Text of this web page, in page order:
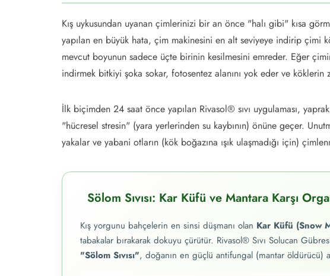
Kış uykusundan uyanan çimlerinizi bir an önce "halı gibi" kısa
yapılan en büyük hata, çim makinesini en alt seviyeye indirip çimi
mevcut boyunun sadece üçte birinin kesilmesini emreder. Eğer
indirmek bitkiyi şoka sokar, fotosentez alanını yok eder ve köklerin
İlk biçimden 24 saat önce yapılan Rivasol® sıvı uygulaması,
"hücresel stresin" (yara yerlerinden su kaybının) önüne geçer.
yakalar ve yabani otların (kök boğazına ışık ulaşmadığı için)
Sölom Sıvısı: Kar Küfü ve Mantara Karşı
Kış yorgunu bahçelerin en sinsi düşmanı olan Kar Küfü (Snow
tabakalar bırakarak dokuyu çürütür. Rivasol® Sıvı Solucan
"Sölom Sıvısı", doğanın en güçlü antifungal (mantar öldürücü)